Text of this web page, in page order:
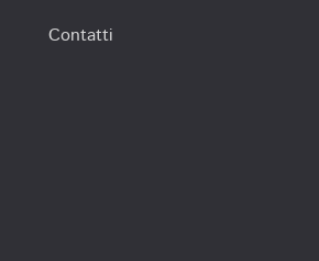
Contatti